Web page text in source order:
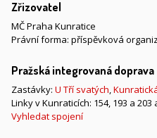
Zřizovatel
MČ Praha Kunratice
Právní forma: příspěvková
Pražská integrovaná doprava
Zastávky: U Tří svatých,
Linky v Kunraticích: 154, 193 a 203
Vyhledat spojení